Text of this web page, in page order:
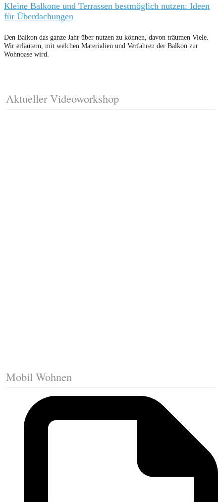
Kleine Balkone und Terrassen bestmöglich nutzen: Ideen
für Überdachungen
Den Balkon das ganze Jahr über nutzen zu können, davon träumen Viele.
Wir erläutern, mit welchen Materialien und Verfahren der Balkon zur
Wohnoase wird.
Aktueller Videoworkshop
Mobil Wohnen